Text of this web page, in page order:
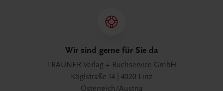
Wir sind gerne für Sie da
TRAUNER Verlag + Buchservice GmbH
Köglstraße 14 | 4020 Linz
Österreich/Austria